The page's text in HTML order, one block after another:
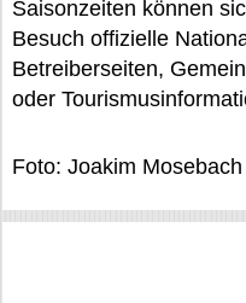
Saisonzeiten können
Besuch offizielle
Betreiberseiten,
oder
Foto: Joakim